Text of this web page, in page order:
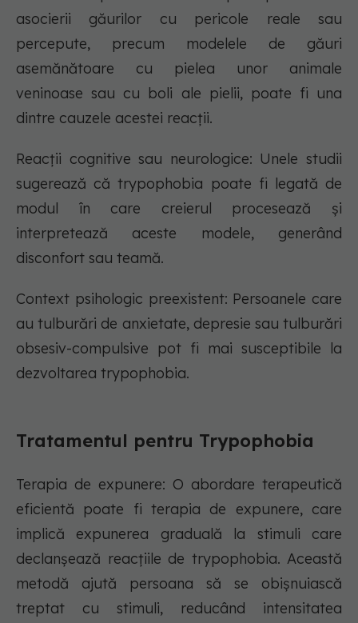
asocierii găurilor cu pericole reale sau
percepute, precum modelele de găuri
asemănătoare cu pielea unor animale
veninoase sau cu boli ale pielii, poate fi una
dintre cauzele acestei reacții.
Reacții cognitive sau neurologice: Unele studii
sugerează că trypophobia poate fi legată de
modul în care creierul procesează și
interpretează aceste modele, generând
disconfort sau teamă.
Context psihologic preexistent: Persoanele care
au tulburări de anxietate, depresie sau tulburări
obsesiv-compulsive pot fi mai susceptibile la
dezvoltarea trypophobia.
Tratamentul pentru Trypophobia
Terapia de expunere: O abordare terapeutică
eficientă poate fi terapia de expunere, care
implică expunerea graduală la stimuli care
declanșează reacțiile de trypophobia. Această
metodă ajută persoana să se obișnuiască
treptat cu stimuli, reducând intensitatea